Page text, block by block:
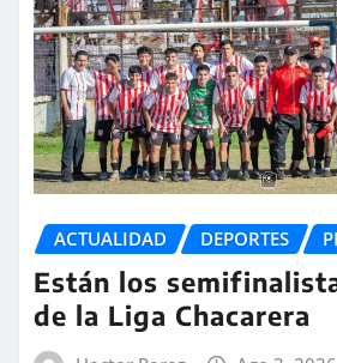
ACTUALIDAD DEPORTES
Están los
de la Liga Chacarera